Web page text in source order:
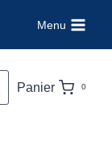
Menu
Panier 0